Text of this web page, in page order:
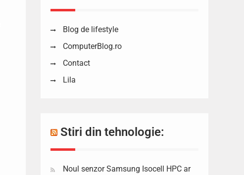
Blog de lifestyle
ComputerBlog.ro
Contact
Lila
Stiri din tehnologie:
Noul senzor Samsung Isocell HPC ar